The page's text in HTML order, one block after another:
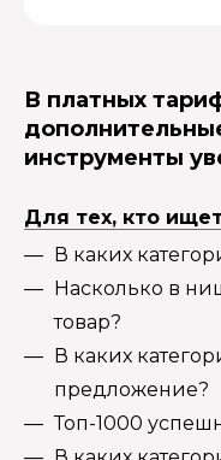
В платных
инструменты
Для тех, кто
В каких
Насколько в
товар?
В каких
предложение?
Топ-1000